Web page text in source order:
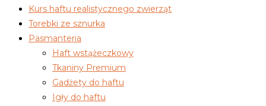
Kurs haftu realistycznego zwierząt
Torebki ze sznurka
Pasmanteria
Haft wstążeczkowy
Tkaniny Premium
Gadżety do haftu
Igły do haftu